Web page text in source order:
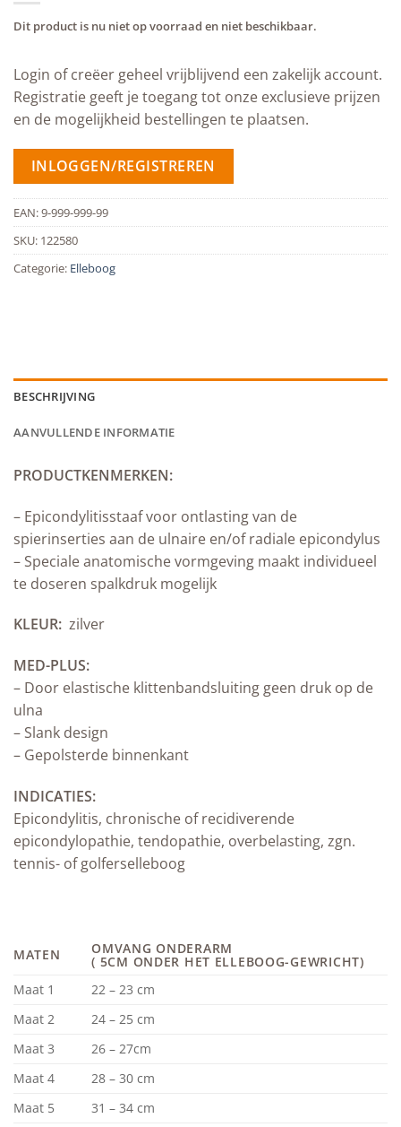
Dit product is nu niet op voorraad en niet beschikbaar.
Login of creëer geheel vrijblijvend een zakelijk account.
Registratie geeft je toegang tot onze exclusieve prijzen
en de mogelijkheid bestellingen te plaatsen.
INLOGGEN/REGISTREREN
EAN:9-999-999-99
SKU: 122580
Categorie: Elleboog
BESCHRIJVING
AANVULLENDE INFORMATIE
PRODUCTKENMERKEN:
– Epicondylitisstaaf voor ontlasting van de
spierinserties aan de ulnaire en/of radiale epicondylus
– Speciale anatomische vormgeving maakt individueel
te doseren spalkdruk mogelijk
KLEUR: zilver
MED-PLUS:
– Door elastische klittenbandsluiting geen druk op de
ulna
– Slank design
– Gepolsterde binnenkant
INDICATIES:
Epicondylitis, chronische of recidiverende
epicondylopathie, tendopathie, overbelasting, zgn.
tennis- of golferselleboog
MATEN OMVANG ONDERARM
( 5CM ONDER HET ELLEBOOG-GEWRICHT)
Maat 1
22 – 23 cm
Maat 2
24 – 25 cm
Maat 3
26 – 27cm
Maat 4
28 – 30 cm
Maat 5
31 – 34 cm